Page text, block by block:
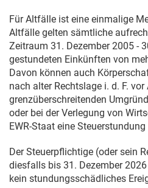
Für Altfälle ist eine einmalige
Altfälle gelten sämtliche
Zeitraum 31. Dezember 2005 -
gestundeten Einkünften von
Davon können auch
nach alter Rechtslage i. d. F. vor
grenzüberschreitenden
oder bei der Verlegung von
EWR-Staat eine
Der Steuerpflichtige (oder sein
diesfalls bis 31. Dezember 2026
kein stundungsschädliches